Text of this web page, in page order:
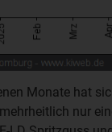
Monate hat
nur